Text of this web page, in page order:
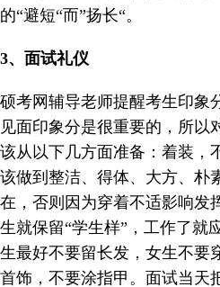
的“避短“而”扬长“。
3、面试礼仪
硕考网辅导老师提醒考生印象
见面印象分是很重要的，所以
该从以下几方面准备：着装，
该做到整洁、得体、大方、朴
在，否则因为穿着不适影响发
生就保留“学生样”，工作了就
生最好不要留长发，女生不要
首饰，不要涂指甲。面试当天